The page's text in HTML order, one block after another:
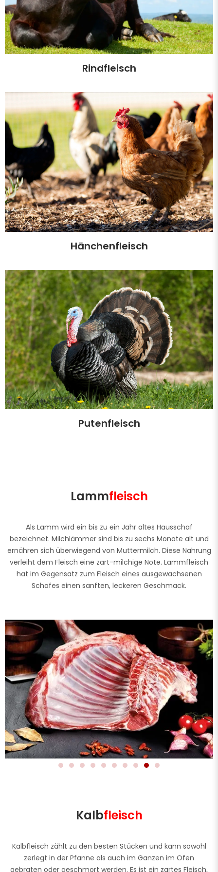
Rindfleisch
Hänchenfleisch
Putenfleisch
Lammfleisch
Als Lamm wird ein bis zu ein Jahr altes Hausschaf
bezeichnet. Milchlämmer sind bis zu sechs Monate alt und
ernähren sich überwiegend von Muttermilch. Diese Nahrung
verleiht dem Fleisch eine zart-milchige Note. Lammfleisch
hat im Gegensatz zum Fleisch eines ausgewachsenen
Schafes einen sanften, leckeren Geschmack.
Kalbfleisch
Kalbfleisch zählt zu den besten Stücken und kann sowohl
zerlegt in der Pfanne als auch im Ganzen im Ofen
gebraten oder geschmort werden. Es ist ein zartes Fleisch,